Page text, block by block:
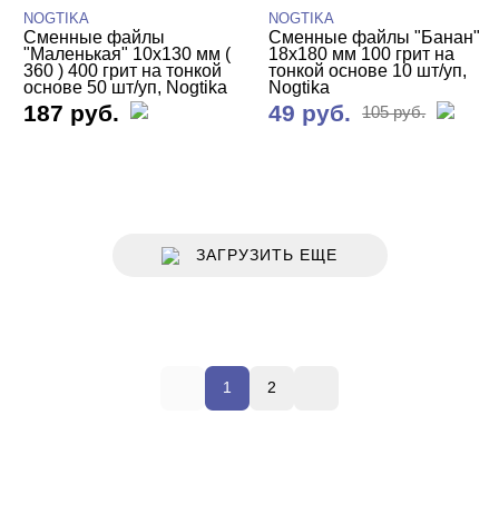
NOGTIKA
Сменные файлы
"Маленькая" 10х130 мм (
360 ) 400 грит на тонкой
основе 50 шт/уп, Nogtika
187 руб.
NOGTIKA
Сменные файлы "Банан"
18х180 мм 100 грит на
тонкой основе 10 шт/уп,
Nogtika
49 руб. 105 руб.
ЗАГРУЗИТЬ ЕЩЕ
1 2